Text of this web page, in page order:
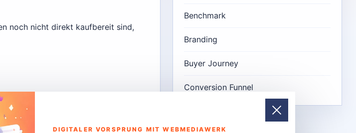
noch nicht direkt kaufbereit sind,
Benchmark
Branding
Buyer Journey
Conversion Funnel
DIGITALER VORSPRUNG MIT WEBMEDIAWERK